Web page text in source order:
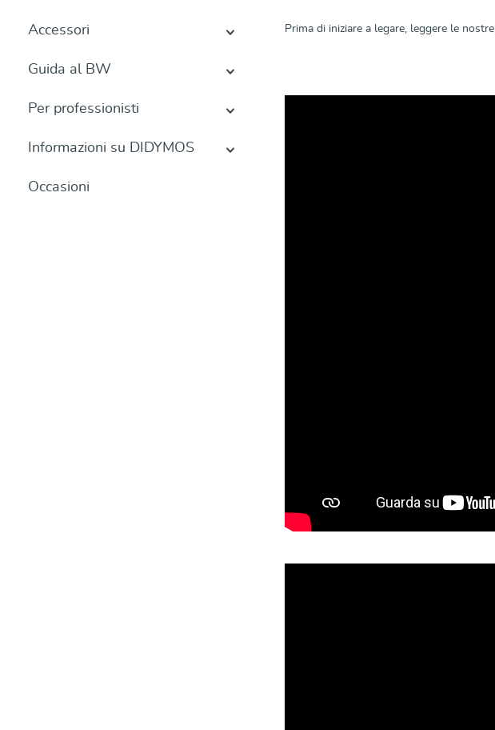
Accessori
Guida al BW
Per professionisti
Informazioni su DIDYMOS
Occasioni
Prima di iniziare a legare, leggere le nostre